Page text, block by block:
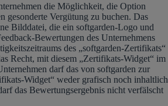
die Möglichkeit, die Option
gesonderte Vergütung zu buchen. Das
Bilddatei, die ein softgarden-Logo und
Bewertungen des Unternehmens
des „softgarden-Zertifikats“
Recht, mit diesem „Zertifikats-Widget“ im
darf das von softgarden zur
Widget“ weder grafisch noch inhaltlich
das Bewertungsergebnis nicht verfälscht